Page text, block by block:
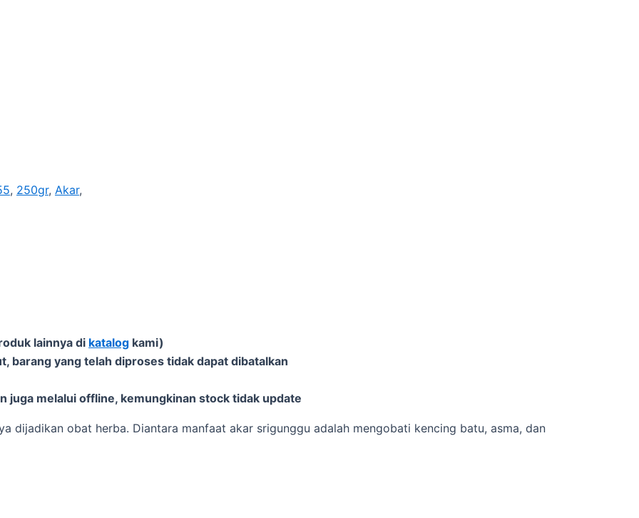
, 250gr, Akar,
lainnya di katalog kami)
barang yang telah diproses tidak dapat dibatalkan
juga melalui offline, kemungkinan stock tidak update
dijadikan obat herba. Diantara manfaat akar srigunggu adalah mengobati kencing batu, asma, dan